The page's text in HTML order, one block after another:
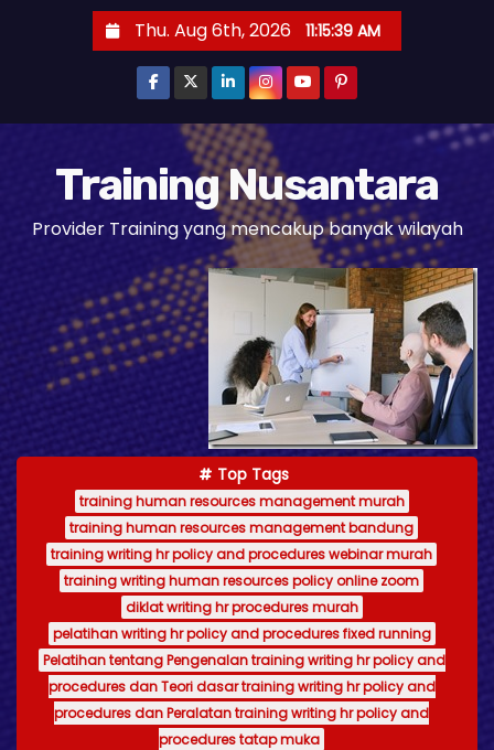
t
Thu. Aug 6th, 2026 11:15:40 AM
Training Nusantara
Provider Training yang mencakup banyak wilayah
Top Tags
training human resources management murah
training human resources management bandung
training writing hr policy and procedures webinar murah
training writing human resources policy online zoom
diklat writing hr procedures murah
pelatihan writing hr policy and procedures fixed running
Pelatihan tentang Pengenalan training writing hr policy and
procedures dan Teori dasar training writing hr policy and
procedures dan Peralatan training writing hr policy and
procedures tatap muka